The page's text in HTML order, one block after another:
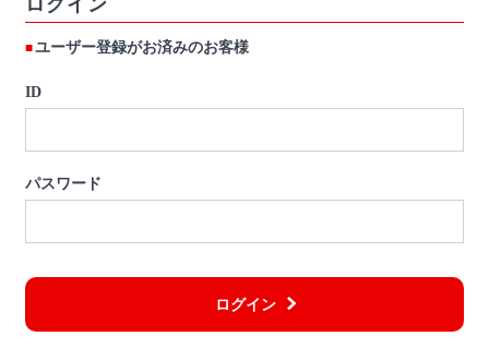
ユーザー登録がお済みのお客様
ID
パスワード
ログイン